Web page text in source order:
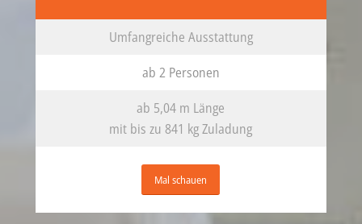
Umfangreiche Ausstattung
ab 2 Personen
ab 5,04 m Länge
mit bis zu 841 kg Zuladung
Mal schauen